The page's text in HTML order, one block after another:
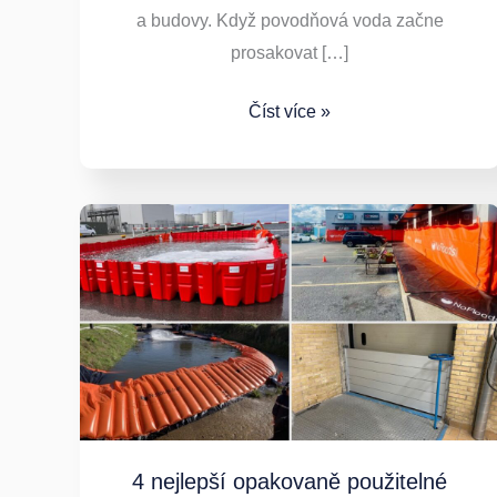
a budovy. Když povodňová voda začne
prosakovat […]
Číst více »
4 nejlepší opakovaně použitelné
4
nejlepší
opakovaně
použitelné
protipovodňové
zábrany
pro
domy